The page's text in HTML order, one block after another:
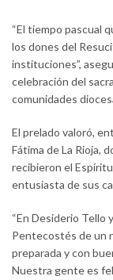
“El tiempo pascual
los dones del
instituciones”,
celebración del
comunidades
El prelado valoró,
Fátima de La Rioja,
recibieron el
entusiasta de sus
“En Desiderio Tello
Pentecostés de un
preparada y con
Nuestra gente es